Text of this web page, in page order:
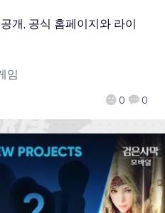
0 0
개, 공식 홈페이지와 라이
임